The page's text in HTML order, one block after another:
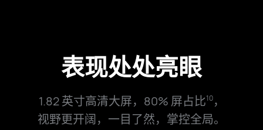
表现处处亮眼
1.82 英寸高清大屏，80% 屏占比10，
视⁠野更开阔， 一目了然，掌控全⁠局。